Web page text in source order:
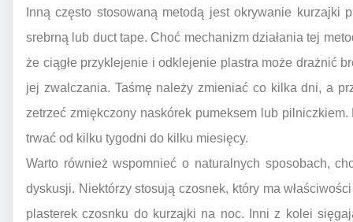
Inną często stosowaną metodą jest okrywanie kurzajki
srebrną lub duct tape. Choć mechanizm działania tej
że ciągłe przyklejenie i odklejenie plastra może drażnić
jej zwalczania. Taśmę należy zmieniać co kilka dni, a
zetrzeć zmiękczony naskórek pumeksem lub
trwać od kilku tygodni do kilku miesięcy.
Warto również wspomnieć o naturalnych sposobach,
dyskusji. Niektórzy stosują czosnek, który ma
plasterek czosnku do kurzajki na noc. Inni z kolei